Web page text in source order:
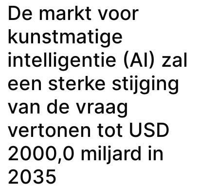
De markt voor
kunstmatige
intelligentie (AI) zal
een sterke stijging
van de vraag
vertonen tot USD
2000,0 miljard in
2035